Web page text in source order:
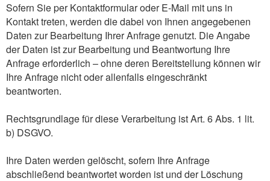
Sofern Sie per Kontaktformular oder E-Mail mit uns in
Kontakt treten, werden die dabei von Ihnen angegebenen
Daten zur Bearbeitung Ihrer Anfrage genutzt. Die Angabe
der Daten ist zur Bearbeitung und Beantwortung Ihre
Anfrage erforderlich – ohne deren Bereitstellung können wir
Ihre Anfrage nicht oder allenfalls eingeschränkt
beantworten.
Rechtsgrundlage für diese Verarbeitung ist Art. 6 Abs. 1 lit.
b) DSGVO.
Ihre Daten werden gelöscht, sofern Ihre Anfrage
abschließend beantwortet worden ist und der Löschung